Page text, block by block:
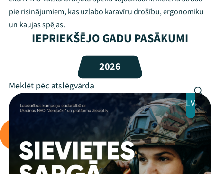
Mana programma
Festivāls
Programma
Arhīvs
Viņi bija LAMPĀ 2026
Jaunumi
pie risinājumiem, kas uzlabo karavīru drošību, ergonomiku
un kaujas spējas.
IEPRIEKŠĒJO GADU PASĀKUMI
2026
LV